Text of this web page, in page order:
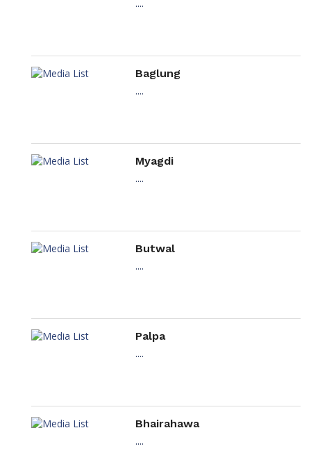
....
Baglung
....
Myagdi
....
Butwal
....
Palpa
....
Bhairahawa
....